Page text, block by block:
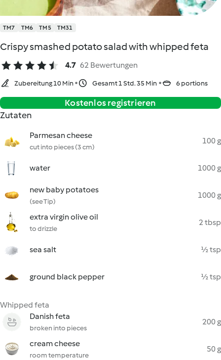
TM7 TM6 TM5 TM31
Crispy smashed potato salad with whipped feta
4.7 62 Bewertungen
Zubereitung 10 Min Gesamt 1 Std. 35 Min 6 portions
Kostenlos registrieren
Zutaten
Parmesan cheese
cut into pieces (3 cm)
100 g
water 1000 g
new baby potatoes
(see Tip)
1000 g
extra virgin olive oil
to drizzle
2 tbsp
sea salt ½ tsp
ground black pepper ½ tsp
Whipped feta
Danish feta
broken into pieces
200 g
cream cheese
room temperature
50 g